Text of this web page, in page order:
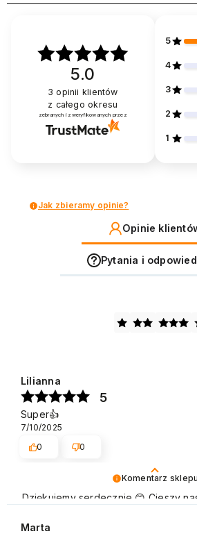
5.0
3 opinii klientów
z całego okresu
zebranych i zweryfikowanych przez
5
4
3
2
1
Jak zbieramy opinie?
Opinie
Pytania i
Komentarz sklepu
Dziękujemy serdecznie 😊 Cieszy
zakupu. Pozdrawiamy
Lilianna
5
Super👍️
7/10/2025
0
0
Marta